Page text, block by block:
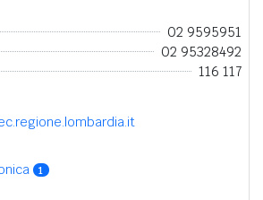
02 9595951
02 95328492
116 117
1